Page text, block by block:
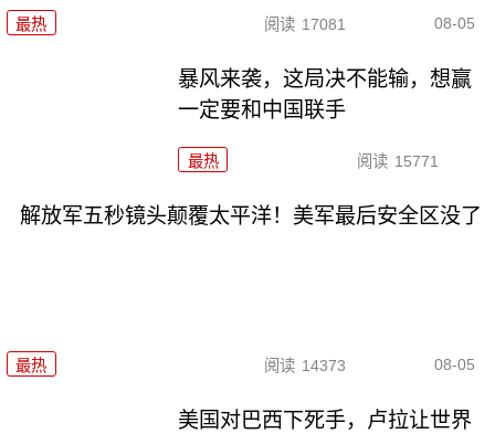
最热 阅读 17081 08-05
暴风来袭，这局决不能输，想赢
一定要和中国联手
最热 阅读 15771
解放军五秒镜头颠覆太平洋！美军最后安全区没了
最热 阅读 14373 08-05
美国对巴西下死手，卢拉让世界